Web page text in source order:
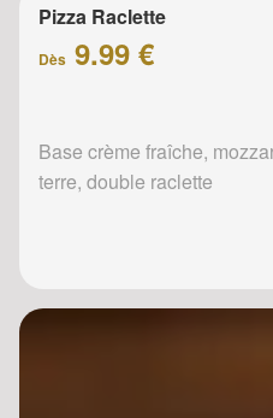
Pizza Raclette
Dès 9.99 €
Base crème fraîche,
terre, double raclette